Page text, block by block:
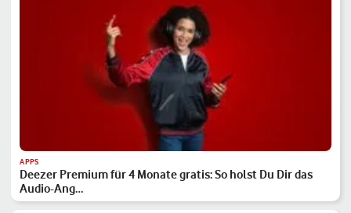
APPS
Deezer Premium für 4 Monate gratis: So holst Du Dir das
Audio-Ang…